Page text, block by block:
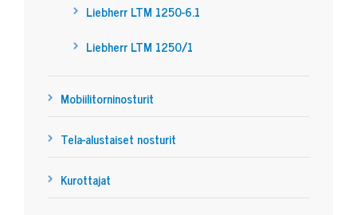
Liebherr LTM 1250-6.1
Liebherr LTM 1250/1
Mobiilitorninosturit
Tela-alustaiset nosturit
Kurottajat